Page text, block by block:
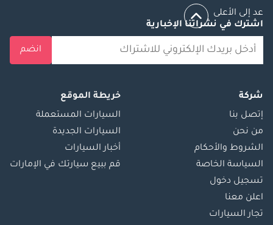
عد إلى الأعلى
اشترك في نشراتنا الإخبارية
انضم
شركة
إتصل بنا
من نحن
الشروط والأحكام
السياسة الخاصة
تسجيل دخول
اعلن معنا
تجار السيارات
خريطة الموقع
السيارات المستعملة
السيارات الجديدة
أخبار السيارات
قم ببيع سيارتك في الإمارات